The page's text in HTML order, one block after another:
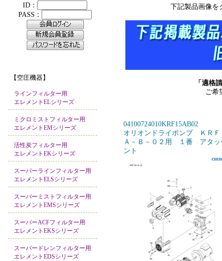
【空圧機器】
ラインフィルター用
エレメントELシリーズ
ミクロミストフィルター用
エレメントEMシリーズ
活性炭フィルター用
エレメントEKシリーズ
スーパーラインフィルター用
エレメントELSシリーズ
スーパーミストフィルター用
エレメントEMSシリーズ
スーパーACFフィルター用
エレメントEKSシリーズ
スーパードレンフィルター用
エレメントEDSシリーズ
下記製品画像を
「適格
ご希
04100724010KRF15AB02
オリオンドライポンプ ＫＲＦ
Ａ－Ｂ－０２用 １番 アタッ
ント